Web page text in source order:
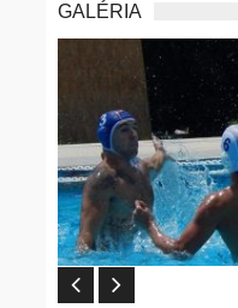
GALÉRIA